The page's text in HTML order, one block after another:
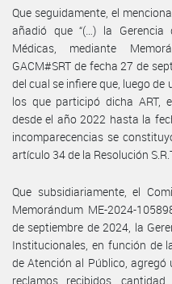
Que seguidamente, el
añadió que “(…) la Gerencia
Médicas, mediante
GACM#SRT de fecha 27 de
del cual se infiere que, luego
los que participó dicha ART,
desde el año 2022 hasta la
incomparecencias se
artículo 34 de la Resolución
Que subsidiariamente, el
Memorándum ME-2024-
de septiembre de 2024, la
Institucionales, en función de
de Atención al Público,
reclamos recibidos,